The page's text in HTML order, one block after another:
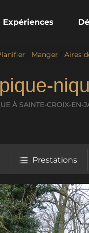
Expériences
Manger Aires
À SAINTE-CROIX-EN-
Prestations